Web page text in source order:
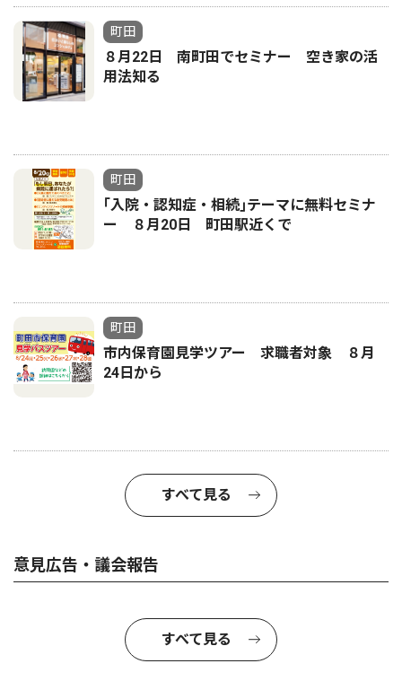
町田
８月22日 南町田でセミナー 空き家の活
用法知る
町田
｢入院・認知症・相続｣テーマに無料セミナ
ー ８月20日 町田駅近くで
町田
市内保育園見学ツアー 求職者対象 ８月
24日から
すべて見る
意見広告・議会報告
すべて見る